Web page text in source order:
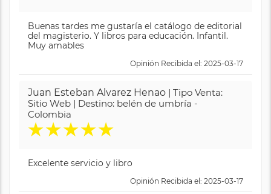
Buenas tardes me gustaría el catálogo de editorial
del magisterio. Y libros para educación. Infantil.
Muy amables
Opinión Recibida el: 2025-03-17
Juan Esteban Alvarez Henao | Tipo Venta:
Sitio Web | Destino: belén de umbría -
Colombia
★★★★★
Excelente servicio y libro
Opinión Recibida el: 2025-03-17